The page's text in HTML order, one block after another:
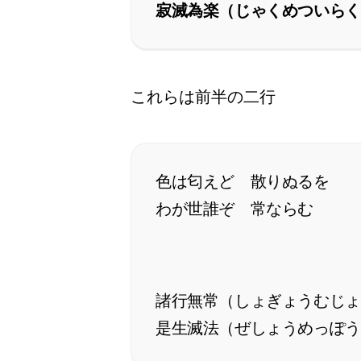
寂滅為楽（じゃくめついらく
これらは前半の二行
色は匂えど 散りぬるを
わが世誰ぞ 常ならむ
諸行無常（しょぎょうむじょ
是生滅法（ぜしょうめっぽう